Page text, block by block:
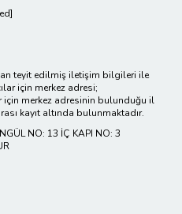
teyit edilmiş iletişim bilgileri ile
için merkez adresi;
için merkez adresinin bulunduğu il
kayıt altında bulunmaktadır.
NO: 13 İÇ KAPI NO: 3